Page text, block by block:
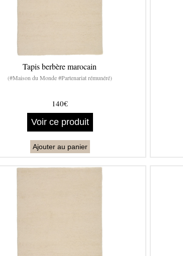
Tapis berbère marocain
(#Maison du Monde #Partenariat rémunéré)
140€
Voir ce produit
Ajouter au panier